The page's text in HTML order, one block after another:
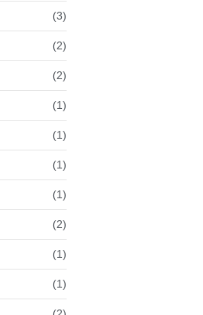
(3)
(2)
(2)
(1)
(1)
(1)
(1)
(2)
(1)
(1)